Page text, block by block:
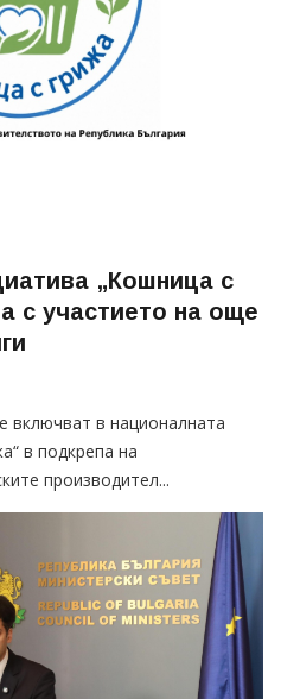
„Кошница с
включват в националната
в подкрепа на
производител...